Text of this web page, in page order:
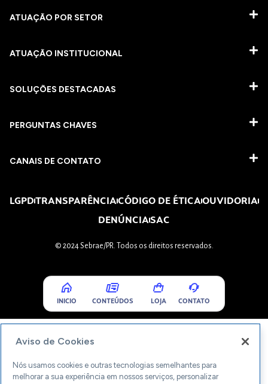
ATUAÇÃO POR SETOR
ATUAÇÃO INSTITUCIONAL
SOLUÇÕES DESTACADAS
PERGUNTAS CHAVES​
CANAIS DE CONTATO
LGPDTRANSPARÊNCIACÓDIGO DE ÉTICAOUVIDORIA
DENÚNCIASAC
© 2024 Sebrae/PR. Todos os direitos reservados.
INICIO CONTEÚDOS LOJA CONTATO
Aviso de Cookies
Nós usamos cookies e outras tecnologias semelhantes para
melhorar a sua experiência em nossos serviços, personalizar